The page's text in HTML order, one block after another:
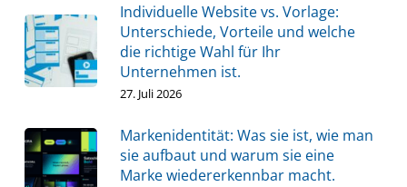
Individuelle Website vs. Vorlage:
Unterschiede, Vorteile und welche
die richtige Wahl für Ihr
Unternehmen ist.
27. Juli 2026
Markenidentität: Was sie ist, wie man
sie aufbaut und warum sie eine
Marke wiedererkennbar macht.